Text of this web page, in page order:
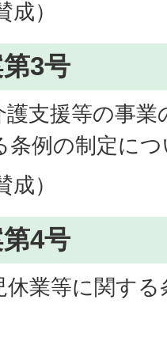
）
3号
支援等の事
条例の制定に
）
4号
休業等に関す